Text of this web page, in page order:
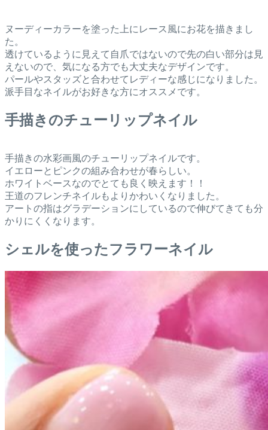
ヌーディーカラーを塗った上にレース風にお花を描きまし
た。
透けているように見えて自爪ではないので先の白い部分は見
えないので、気になる方でも大丈夫なデザインです。
パールやスタッズと合わせてレディーな感じになりました。
派手目なネイルがお好きな方にオススメです。
手描きのチューリップネイル
手描きの水彩画風のチューリップネイルです。
イエローとピンクの組み合わせが春らしい。
ホワイトベースなのでとても良く映えます！！
王道のフレンチネイルもよりかわいくなりました。
アートの指はグラデーションにしているので伸びてきても分
かりにくくなります。
シェルを使ったフラワーネイル